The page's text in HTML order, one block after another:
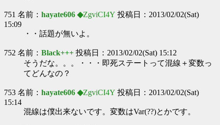
751 名前： hayate606 ◆ZgviCI4Y 投稿日：2013/02/02(Sat)
15:09
・・話題が無いよ。
752 名前： Black+++ 投稿日：2013/02/02(Sat) 15:12
そうだな。。。・・・即死ステートって混線＋変数っ
てどんなの？
753 名前： hayate606 ◆ZgviCI4Y 投稿日：2013/02/02(Sat)
15:14
混線は僕出来ないです。変数はVar(??)とかです。